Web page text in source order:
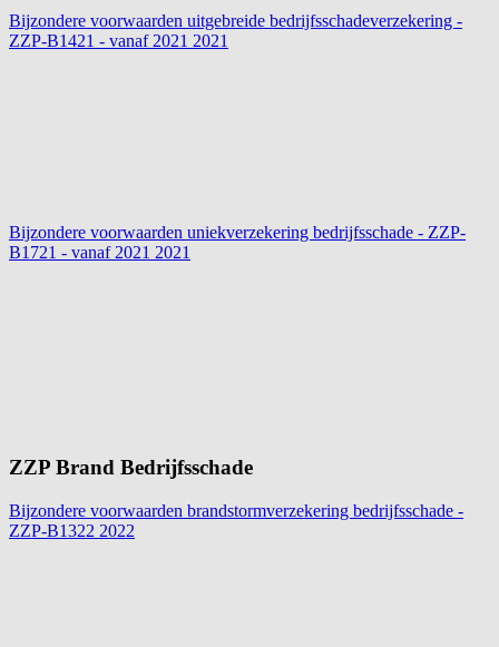
Bijzondere voorwaarden uitgebreide bedrijfsschadeverzekering -
ZZP-B1421 - vanaf 2021 2021
Bijzondere voorwaarden uniekverzekering bedrijfsschade - ZZP-
B1721 - vanaf 2021 2021
ZZP Brand Bedrijfsschade
Bijzondere voorwaarden brandstormverzekering bedrijfsschade -
ZZP-B1322 2022